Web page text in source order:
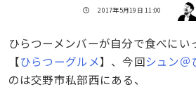
投稿日
2017年5月19日 11:00 著者
ひらつーメンバーが自分で食べにい
【ひらつーグルメ】、今回シュン＠
のは交野市私部西にある、